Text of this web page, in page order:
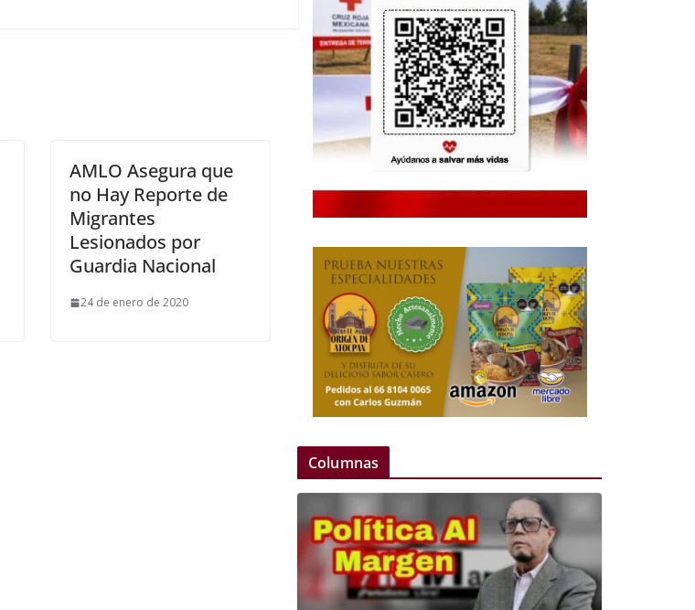
AMLO Asegura que
no Hay Reporte de
Migrantes
Lesionados por
Guardia Nacional
24 de enero de 2020
Columnas